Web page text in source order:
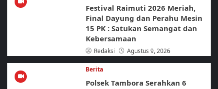
Festival Raimuti 2026 Meriah,
Final Dayung dan Perahu Mesin
15 PK : Satukan Semangat dan
Kebersamaan
Redaksi Agustus 9, 2026
Berita
Polsek Tambora Serahkan 6